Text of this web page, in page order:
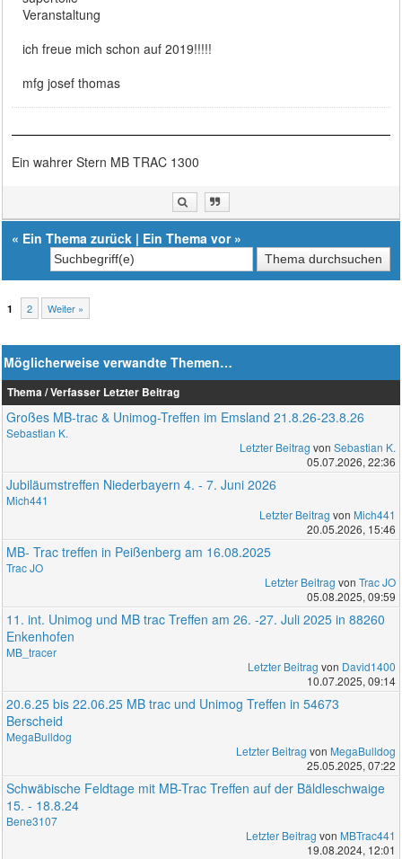
Veranstaltung
ich freue mich schon auf 2019!!!!!
mfg josef thomas
Ein wahrer Stern MB TRAC 1300
« Ein Thema zurück | Ein Thema vor»
1 2 Weiter »
Möglicherweise verwandte Themen…
Thema / Verfasser Letzter Beitrag
Großes MB-trac & Unimog-Treffen im Emsland 21.8.26-23.8.26
Sebastian K.
Letzter Beitrag von Sebastian K.
05.07.2026, 22:36
Jubiläumstreffen Niederbayern 4. - 7. Juni 2026
Mich441
Letzter Beitrag von Mich441
20.05.2026, 15:46
MB- Trac treffen in Peißenberg am 16.08.2025
Trac JO
Letzter Beitrag von Trac JO
05.08.2025, 09:59
11. int. Unimog und MB trac Treffen am 26. -27. Juli 2025 in 88260
Enkenhofen
MB_tracer
Letzter Beitrag von David1400
10.07.2025, 09:14
20.6.25 bis 22.06.25 MB trac und Unimog Treffen in 54673
Berscheid
MegaBulldog
Letzter Beitrag von MegaBulldog
25.05.2025, 07:22
Schwäbische Feldtage mit MB-Trac Treffen auf der Bäldleschwaige
15. - 18.8.24
Bene3107
Letzter Beitrag von MBTrac441
19.08.2024, 12:01